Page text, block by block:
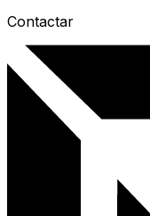
Contactar